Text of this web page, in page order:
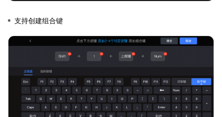
支持创建组合键